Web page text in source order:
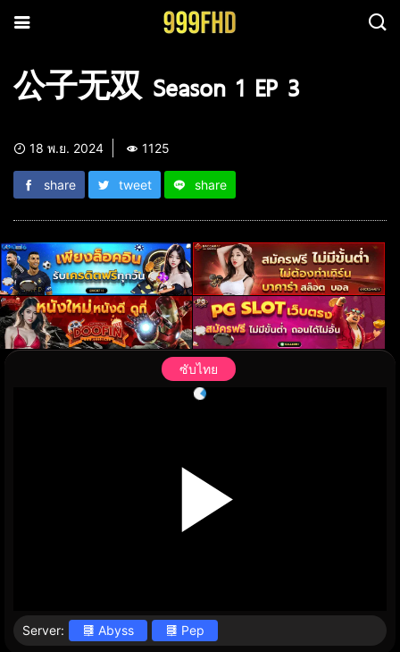
公子无双 Season 1 EP 3
18 พ.ย. 2024 1125
share tweet share
ซับไทย
Server: Abyss Pep